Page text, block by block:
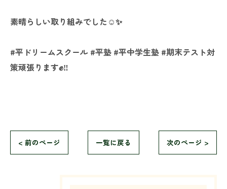
素晴らしい取り組みでした☺✨
#平ドリームスクール #平塾 #平中学生塾 #期末テスト対
策頑張ります✊‼️
< 前のページ 一覧に戻る 次のページ >